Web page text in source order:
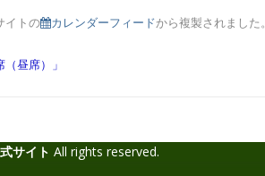
イトの カレンダーフィードから複製されました。
（昼席）」
サイト All rights reserved.